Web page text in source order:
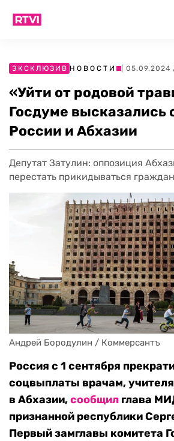
ЭКСКЛЮЗИВ НОВОСТИ | 05.09.2024
«Уйти от родовой
Госдуме высказались
России и Абхазии
Депутат Затулин: оппозиция
перестать прикидываться
Андрей Бородулин / Коммерсантъ
Россия с 1 сентября
соцвыплаты врачам,
в Абхазии,сообщил глава
признанной республики
Первый замглавы комитета